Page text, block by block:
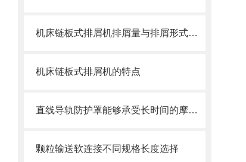
机床链板式排屑机排屑量与排屑形式有很大关系
机床链板式排屑机的特点
直线导轨防护罩能够承受长时间的摩擦和冲击
颗粒输送软连接不同规格长度选择